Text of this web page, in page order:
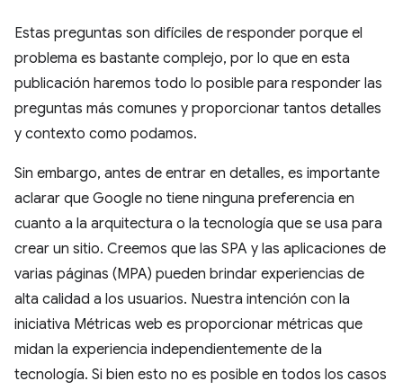
Estas preguntas son difíciles de responder porque el
problema es bastante complejo, por lo que en esta
publicación haremos todo lo posible para responder las
preguntas más comunes y proporcionar tantos detalles
y contexto como podamos.
Sin embargo, antes de entrar en detalles, es importante
aclarar que Google no tiene ninguna preferencia en
cuanto a la arquitectura o la tecnología que se usa para
crear un sitio. Creemos que las SPA y las aplicaciones de
varias páginas (MPA) pueden brindar experiencias de
alta calidad a los usuarios. Nuestra intención con la
iniciativa Métricas web es proporcionar métricas que
midan la experiencia independientemente de la
tecnología. Si bien esto no es posible en todos los casos